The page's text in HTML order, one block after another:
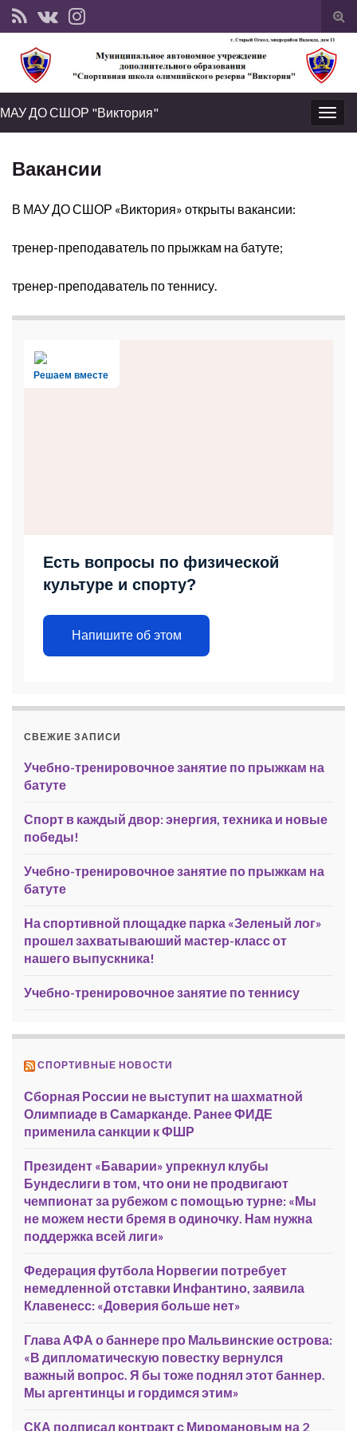
Вкл/
выкл
МАУ ДО СШОР "Виктория"
Вакансии
В МАУ ДО СШОР «Виктория» открыты вакансии:
тренер-преподаватель по прыжкам на батуте;
тренер-преподаватель по теннису.
Решаем вместе
Есть вопросы по физической
культуре и спорту?
Напишите об этом
СВЕЖИЕ ЗАПИСИ
Учебно-тренировочное занятие по прыжкам на
батуте
Спорт в каждый двор: энергия, техника и новые
победы!
Учебно-тренировочное занятие по прыжкам на
батуте
На спортивной площадке парка «Зеленый лог»
прошел захватываюший мастер-класс от
нашего выпускника!
Учебно-тренировочное занятие по теннису
СПОРТИВНЫЕ НОВОСТИ
Сборная России не выступит на шахматной
Олимпиаде в Самарканде. Ранее ФИДЕ
применила санкции к ФШР
Президент «Баварии» упрекнул клубы
Бундеслиги в том, что они не продвигают
чемпионат за рубежом с помощью турне: «Мы
не можем нести бремя в одиночку. Нам нужна
поддержка всей лиги»
Федерация футбола Норвегии потребует
немедленной отставки Инфантино, заявила
Клавенесс: «Доверия больше нет»
Глава АФА о баннере про Мальвинские острова:
«В дипломатическую повестку вернулся
важный вопрос. Я бы тоже поднял этот баннер.
Мы аргентинцы и гордимся этим»
СКА подписал контракт с Миромановым на 2